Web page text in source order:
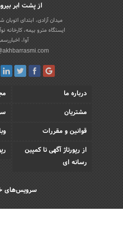
از پشت ابر
میدان آزادی، ابتدای
ایستگاه مترو بیمه، کارخانه
آوا،
درباره ما
مشتریان
قوانین و مقررات
از رپورتاژ آگهی تا کمپین
رسانه ای
سرویس‌های